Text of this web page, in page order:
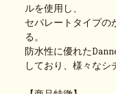
ルを使用し、
セパレートタイプの
る。
防水性に優れた
しており、様々なシ